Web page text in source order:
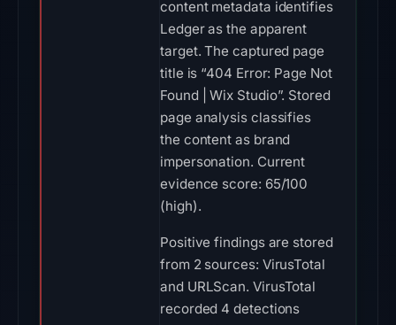
content metadata identifies
Ledger as the apparent
target. The captured page
title is “404 Error: Page Not
Found | Wix Studio”. Stored
page analysis classifies
the content as brand
impersonation. Current
evidence score: 65/100
(high).
Positive findings are stored
from 2 sources: VirusTotal
and URLScan. VirusTotal
recorded 4 detections